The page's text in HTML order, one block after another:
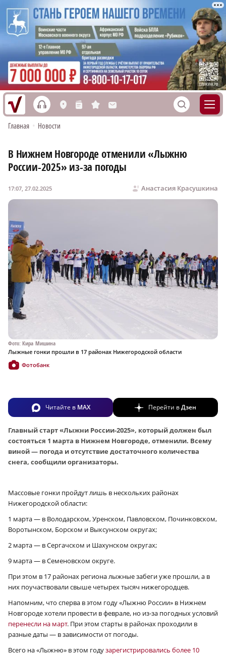
h L n s M S
Главная • Новости
В Нижнем Новгороде отменили «Лыжню
России-2025» из-за погоды
Анастасия Красушкина
17:07, 27.02.2025
Фото: Кира Мишина
Лыжные гонки прошли в 17 районах Нижегородской области
Фотобанк
Читайте в MAX Перейти вДзен
Главный старт «Лыжни России-2025», который должен был
состояться 1 марта в Нижнем Новгороде, отменили. Всему
виной — погода и отсутствие достаточного количества
снега, сообщили организаторы.
Массовые гонки пройдут лишь в нескольких районах
Нижегородской области:
1 марта — в Володарском, Уренском, Павловском, Починковском,
Воротынском, Борском и Выксунском округах;
2 марта — в Сергачском и Шахунском округах;
9 марта — в Семеновском округе.
При этом в 17 районах региона лыжные забеги уже прошли, а в
них поучаствовали свыше четырех тысяч нижегородцев.
Напомним, что сперва в этом году «Лыжню России» в Нижнем
Новгороде хотели провести в феврале, но из-за погодных условий
перенесли на март. При этом старты в районах проходили в
разные даты — в зависимости от погоды.
Всего на «Лыжню» в этом годузарегистрировались более 10